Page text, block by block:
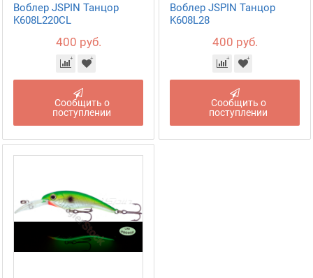
Воблер JSPIN Танцор
K608L220CL
400 руб.
Сообщить о
поступлении
Воблер JSPIN Танцор
K608L28
400 руб.
Сообщить о
поступлении